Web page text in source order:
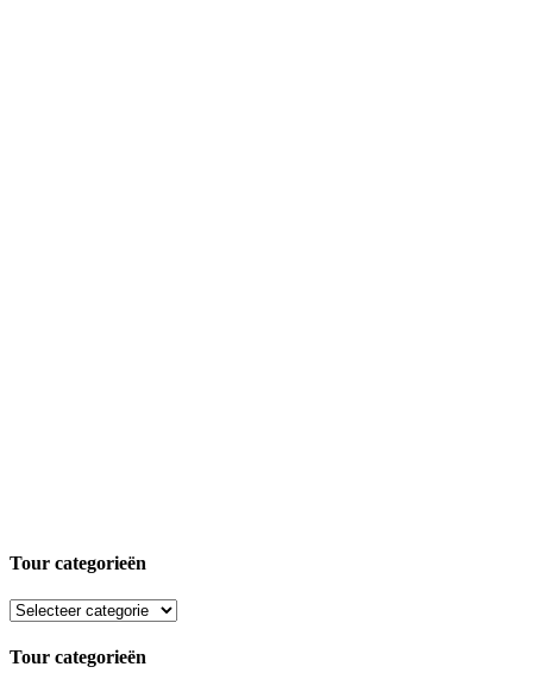
Tour categorieën
Tour categorieën